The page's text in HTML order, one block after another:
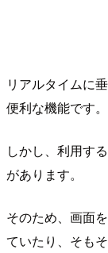
リアルタイムに
便利な機能です。
しかし、利用す
があります。
そのため、画面
ていたり、そも